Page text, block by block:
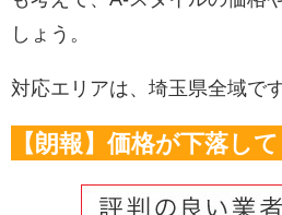
しょう。
対応エリアは、埼玉県全域です
【朗報】価格が下落して